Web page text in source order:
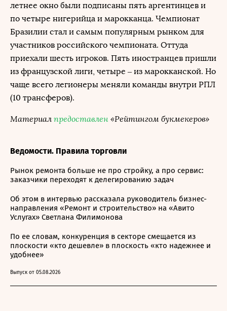
летнее окно были подписаны пять аргентинцев и
по четыре нигерийца и марокканца. Чемпионат
Бразилии стал и самым популярным рынком для
участников российского чемпионата. Оттуда
приехали шесть игроков. Пять иностранцев пришли
из французской лиги, четыре – из марокканской. Но
чаще всего легионеры меняли команды внутри РПЛ
(10 трансферов).
Материалпредоставлен«Рейтингом букмекеров»
Ведомости. Правила торговли
Рынок ремонта больше не про стройку, а про сервис:
заказчики переходят к делегированию задач
Об этом в интервью рассказала руководитель бизнес-
направления «Ремонт и строительство» на «Авито
Услугах» Светлана Филимонова
По ее словам, конкуренция в секторе смещается из
плоскости «кто дешевле» в плоскость «кто надежнее и
удобнее»
Выпуск от 05.08.2026